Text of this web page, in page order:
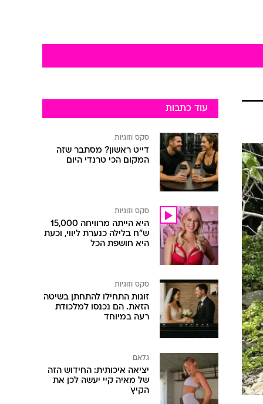
עוד כתבות
סקס וזוגיות
דייט ראשון? מסתבר שזה
המקום הכי טרנדי היום
סקס וזוגיות
היא הייתה מרוויחה 15,000
ש"ח בלילה כנערת ליווי, וכעת
היא חושפת הכל
סקס וזוגיות
זוגות התחילו להתחתן בשיטה
הזאת. הם נכנסו למלכודת
רעה במיוחד
גלאם
יציאה איכותית: החידוש הזה
של מאיה קיי יעשה לכן את
הקיץ